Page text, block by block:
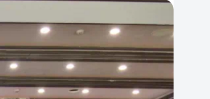
2024/04/29
法務資訊（2024年第3期）